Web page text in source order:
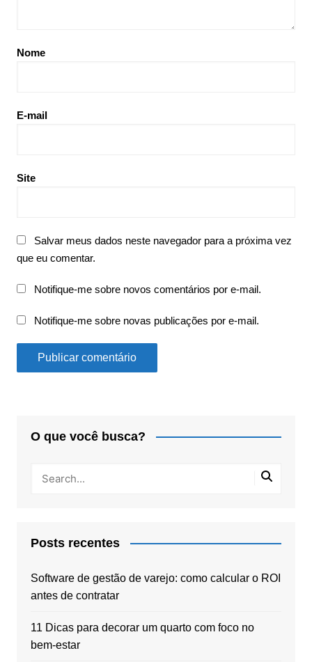
Nome
E-mail
Site
Salvar meus dados neste navegador para a próxima vez
que eu comentar.
Notifique-me sobre novos comentários por e-mail.
Notifique-me sobre novas publicações por e-mail.
O que você busca?
Posts recentes
Software de gestão de varejo: como calcular o ROI
antes de contratar
11 Dicas para decorar um quarto com foco no
bem-estar